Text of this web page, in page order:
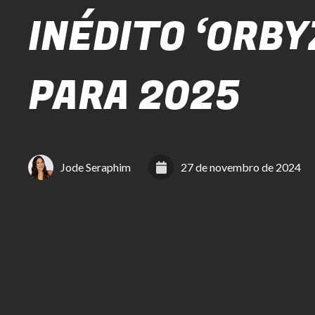
INÉDITO
PARA 2025
Jode Seraphim 27 de novembro de 2024